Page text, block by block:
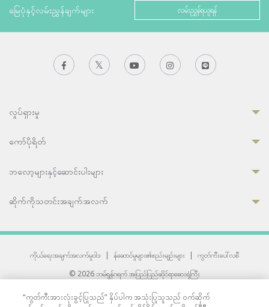
မြေပုံနှင့်လမ်းညွှန်ချက်များ လမ်းညွှန်ရယူရန်
လှုပ်ရှားမှု
ကော်ပိုရိတ်
ဘလော့များနှင့်ဆောင်းပါးများ
ဆိုက်ကိုသတင်းအချက်အလက်
ကိုယ်ရေးအချက်အလက်မူဝါဒ | န်ဆောင်မှုများ၏စည်းမျဉ်းများ |
ကွတ်ကီးပေါ်လစီ
© 2026 ဘမ်ရွန်ဂရက် အပြည်ပြည်ဆိုင်ရာဆေးရုံကြီး
“ကွတ်ကီးအားလုံးခွင့်ပြုသည်” နှိပ်ပါက အသုံးပြုသူသည် ဝက်ဆိုက်